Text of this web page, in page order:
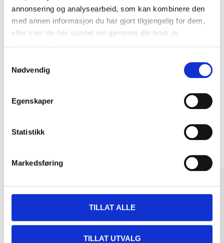
annonsering og analysearbeid, som kan kombinere den
med annen informasjon du har gjort tilgjengelig for dem,
eller som de har samlet inn gjennom din bruk av
Nødvendig
Egenskaper
Statistikk
Markedsføring
TILLAT ALLE
TILLAT UTVALG
Andre kunder har også kjøpt